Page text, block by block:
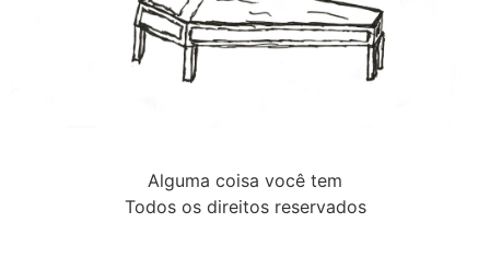
Alguma coisa você tem
Todos os direitos reservados